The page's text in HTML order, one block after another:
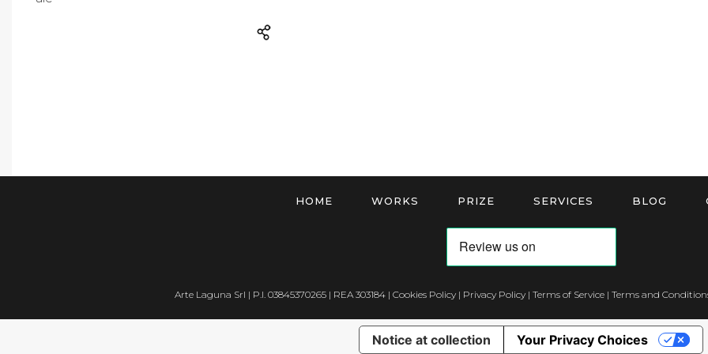
HOME WORKS PRIZE SERVICES BLOG
Arte Laguna Srl | P.I. 03845370265 | REA 303184 | Cookies Policy| Privacy Policy| Terms of Service| Terms and
Notice at collection Your Privacy Choices